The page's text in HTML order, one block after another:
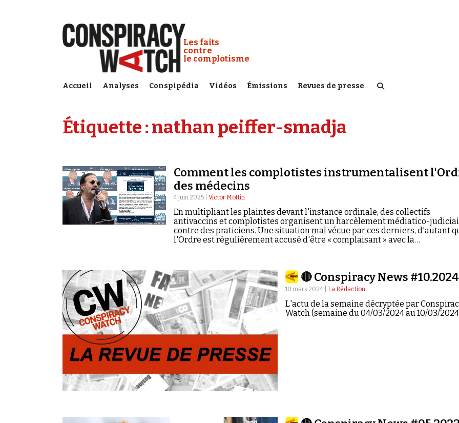
Conspiracy Watch :
Les faits
contre
le complotisme
Accueil Analyses Conspipédia Vidéos Émissions Revues de presse
Étiquette :nathan peiffer-smadja
Comment les complotistes instrumentalisent
des médecins
4 juin 2025 |Victor Mottin
En multipliant les plaintes devant l'instance ordinale, des collectifs
antivaccins et complotistes organisent un harcèlement médiatico-
contre des praticiens. Une situation mal vécue par ces derniers, d'autant
l'Ordre est régulièrement accusé d'être « complaisant » avec la
🔴 Conspiracy News #10.2024
10 mars 2024 | La Rédaction
L'actu de la semaine décryptée par
Watch (semaine du 04/03/2024 au 10/03/